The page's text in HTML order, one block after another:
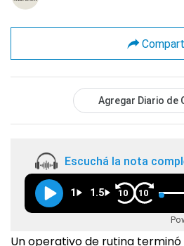
Agregar Diario de
Escuchá la nota
1 1.5 10 10
Un operativo de rutina